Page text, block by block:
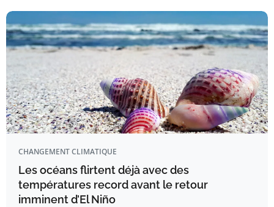
CHANGEMENT CLIMATIQUE
Les océans flirtent déjà avec des
températures record avant le retour
imminent d’El Niño